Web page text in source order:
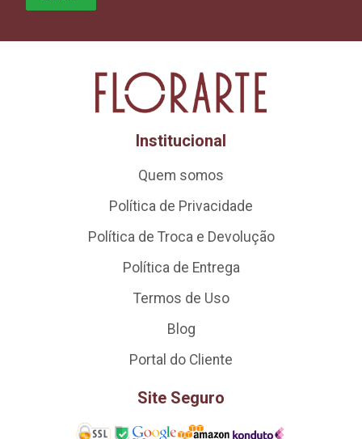
Institucional
Quem somos
Política de Privacidade
Política de Troca e Devolução
Política de Entrega
Termos de Uso
Blog
Portal do Cliente
Site Seguro